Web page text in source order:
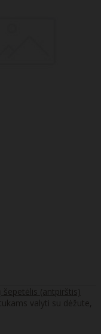
(antpirštis)
valyti su dėžute,